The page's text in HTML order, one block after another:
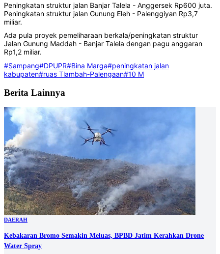
Peningkatan struktur jalan Banjar Talela - Anggersek Rp600 juta.
Peningkatan struktur jalan Gunung Eleh - Palenggiyan Rp3,7
miliar.
Ada pula proyek pemeliharaan berkala/peningkatan struktur
Jalan Gunung Maddah - Banjar Talela dengan pagu anggaran
Rp1,2 miliar.
#Sampang#DPUPR#Bina Marga#peningkatan jalan
kabupaten#ruas Tlambah-Palengaan#10 M
Berita Lainnya
DAERAH
Kebakaran Bromo Semakin Meluas, BPBD Jatim Kerahkan Drone
Water Spray